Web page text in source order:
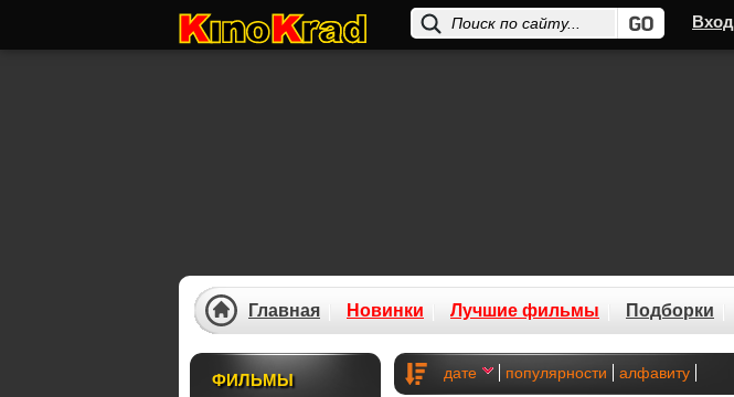
Вход
дате популярности алфавиту
ФИЛЬМЫ
Главная Новинки Лучшие фильмы Подборки